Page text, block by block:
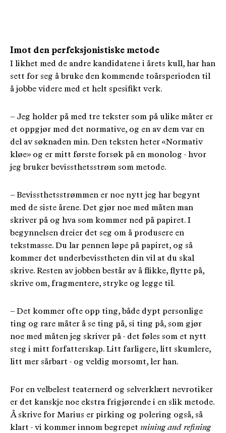
Imot den perfeksjonistiske metode
I likhet med de andre kandidatene i årets kull, har han
sett for seg å bruke den kommende toårsperioden til
å jobbe videre med et helt spesifikt verk.
– Jeg holder på med tre tekster som på ulike måter er
et oppgjør med det normative, og en av dem var en
del av søknaden min. Den teksten heter «Normativ
kløe» og er mitt første forsøk på en monolog - hvor
jeg bruker bevissthetsstrøm som metode.
– Bevissthetsstrømmen er noe nytt jeg har begynt
med de siste årene. Det gjør noe med måten man
skriver på og hva som kommer ned på papiret. I
begynnelsen dreier det seg om å produsere en
tekstmasse. Du lar pennen løpe på papiret, og så
kommer det underbevisstheten din vil at du skal
skrive. Resten av jobben består av å flikke, flytte på,
skrive om, fragmentere, stryke og legge til.
– Det kommer ofte opp ting, både dypt personlige
ting og rare måter å se ting på, si ting på, som gjør
noe med måten jeg skriver på - det føles som et nytt
steg i mitt forfatterskap. Litt farligere, litt skumlere,
litt mer sårbart - og veldig morsomt, ler han.
For en velbelest teaternerd og selverklært nevrotiker
er det kanskje noe ekstra frigjørende i en slik metode.
Å skrive for Marius er pirking og polering også, så
klart - vi kommer innom begrepet mining and refining